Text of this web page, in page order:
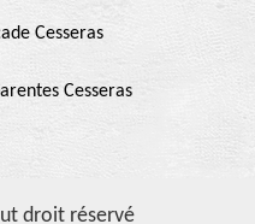
Cesseras
Cesseras
droit réservé